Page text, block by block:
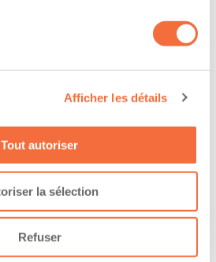
Afficher les détails
Tout autoriser
la sélection
Refuser
- Certification de
has the ability to